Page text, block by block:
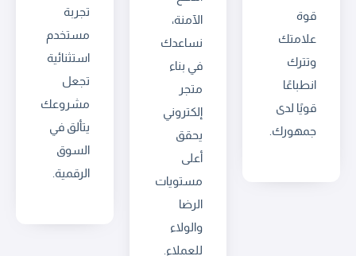
قوة
علامتك
وتترك
انطباعًا
قويًا لدى
جمهورك.
الآمنة،
نساعدك
في بناء
متجر
إلكتروني
يحقق
أعلى
مستويات
الرضا
والولاء
للعملاء.
تجربة
مستخدم
استثنائية
تجعل
مشروعك
يتألق في
السوق
الرقمية.